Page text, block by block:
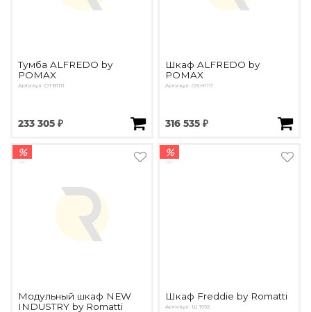
Тумба ALFREDO by
POMAX
Артикул: OTB1111
233 305 ₽
Шкаф ALFREDO by
POMAX
Артикул: OSH1111
316 535 ₽
%
Модульный шкаф NEW
INDUSTRY by Romatti
%
Шкаф Freddie by Romatti
Артикул: Ш 1692